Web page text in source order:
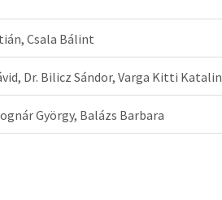
Csala Bálint
Dr. Bilicz Sándor, Varga Kitti Katalin
György, Balázs Barbara